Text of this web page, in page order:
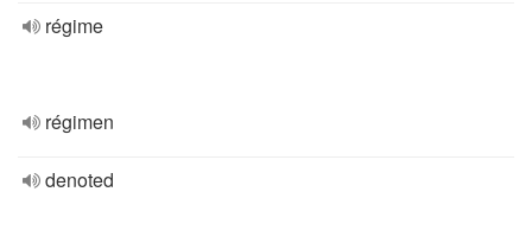
régime
régimen
denoted